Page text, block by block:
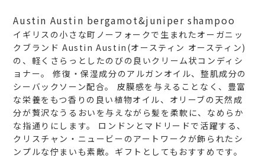
Austin Austin bergamot&juniper shampoo
イギリスの小さな町ノーフォークで生まれたオーガニッ
クブランド Austin Austin(オースティン オースティン)
の、軽くさらっとしたのびの良いクリーム状コンディシ
ョナー。
修復・保湿成分のアルガンオイル、整肌成分の
シーバックソーン配合。
皮膜感を与えることなく、豊富
な栄養をもつ香りの良い植物オイル、オリーブの天然成
分が贅沢なうるおいを与えながら髪を柔軟に、なめらか
な指通りにします。
ロンドンとマドリードで活躍する、
クリスチャン・ニュービーのアートワークが飾られたシ
ンプルな佇まいも素敵。ギフトとしてもおすすめです。